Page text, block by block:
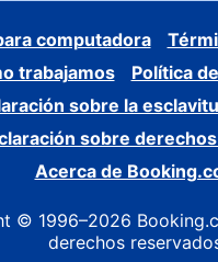
computadora
trabajamos
Política
sobre la
sobre
Acerca de
© 1996–2026
derechos